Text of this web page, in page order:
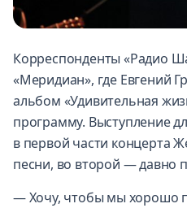
Корреспонденты «Радио
«Меридиан», где Евгений
альбом «Удивительная
программу. Выступление
в первой части концерта
песни, во второй — давно
— Хочу, чтобы мы хорошо